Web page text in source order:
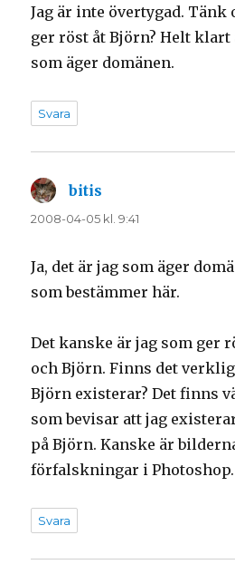
Jag är inte övertygad. Tänk
ger röst åt Björn? Helt klart
som äger domänen.
Svara
bitis
2008-04-05 kl. 9:41
Ja, det är jag som äger
som bestämmer här.
Det kanske är jag som ger
och Björn. Finns det
Björn existerar? Det finns
som bevisar att jag
på Björn. Kanske är
förfalskningar i Photoshop.
Svara